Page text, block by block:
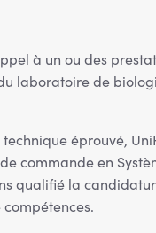
à un ou des
laboratoire de
technique éprouvé,
commande en
qualifié la